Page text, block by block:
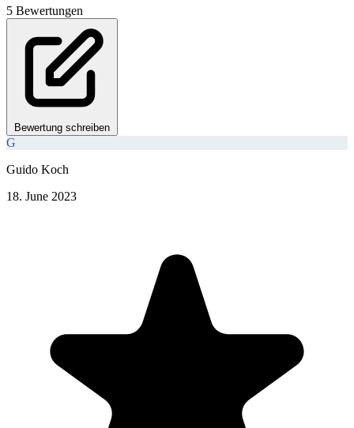
5 Bewertungen
Bewertung schreiben
G
Guido Koch
18. June 2023